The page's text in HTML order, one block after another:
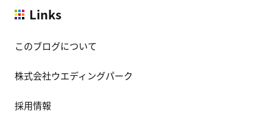
Links
このブログについて
株式会社ウエディングパーク
採用情報